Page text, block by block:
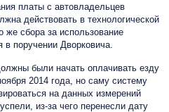
платы с автовладельцев
действовать в технологической
же сбора за использование
поручении Дворковича.
были начать оплачивать езду
2014 года, но саму систему
на данных измерений
из-за чего перенесли дату